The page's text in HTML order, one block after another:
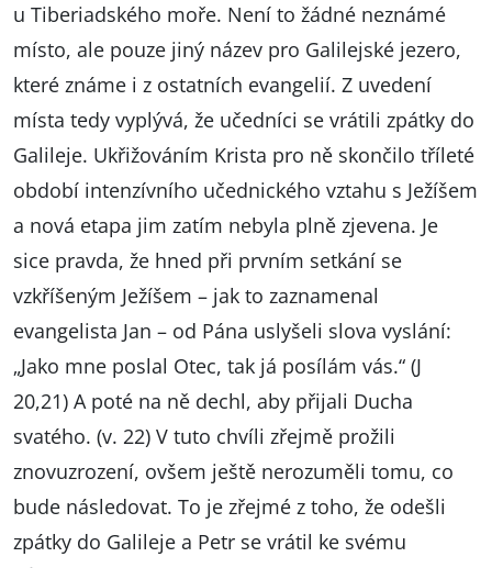
u Tiberiadského moře. Není to žádné neznámé
místo, ale pouze jiný název pro Galilejské jezero,
které známe i z ostatních evangelií. Z uvedení
místa tedy vyplývá, že učedníci se vrátili zpátky do
Galileje. Ukřižováním Krista pro ně skončilo tříleté
období intenzívního učednického vztahu s Ježíšem
a nová etapa jim zatím nebyla plně zjevena. Je
sice pravda, že hned při prvním setkání se
vzkříšeným Ježíšem – jak to zaznamenal
evangelista Jan – od Pána uslyšeli slova vyslání:
„Jako mne poslal Otec, tak já posílám vás.“ (J
20,21) A poté na ně dechl, aby přijali Ducha
svatého. (v. 22) V tuto chvíli zřejmě prožili
znovuzrození, ovšem ještě nerozuměli tomu, co
bude následovat. To je zřejmé z toho, že odešli
zpátky do Galileje a Petr se vrátil ke svému